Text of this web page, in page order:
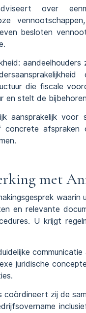
over
besloten
die fiscale
en stelt de
aansprakelijk voor
afspraken
met
en relevante
U krijgt
juridische
coördineert zij de